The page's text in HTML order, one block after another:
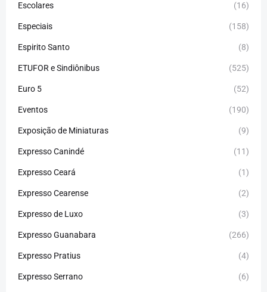
Escolares (16)
Especiais (158)
Espirito Santo (8)
ETUFOR e Sindiônibus (525)
Euro 5 (52)
Eventos (190)
Exposição de Miniaturas (9)
Expresso Canindé (11)
Expresso Ceará (1)
Expresso Cearense (2)
Expresso de Luxo (3)
Expresso Guanabara (266)
Expresso Pratius (4)
Expresso Serrano (6)